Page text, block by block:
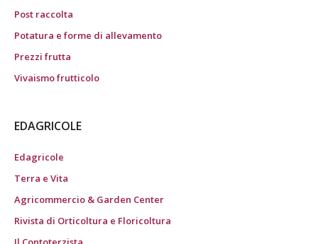
Post raccolta
Potatura e forme di allevamento
Prezzi frutta
Vivaismo frutticolo
EDAGRICOLE
Edagricole
Terra e Vita
Agricommercio & Garden Center
Rivista di Orticoltura e Floricoltura